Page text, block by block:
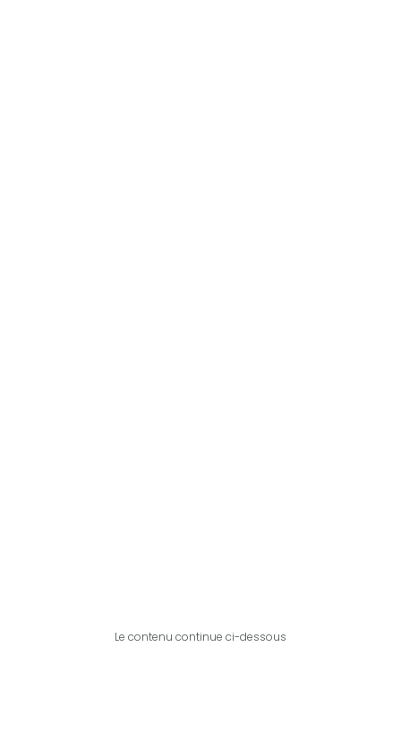
Le contenu continue ci-dessous